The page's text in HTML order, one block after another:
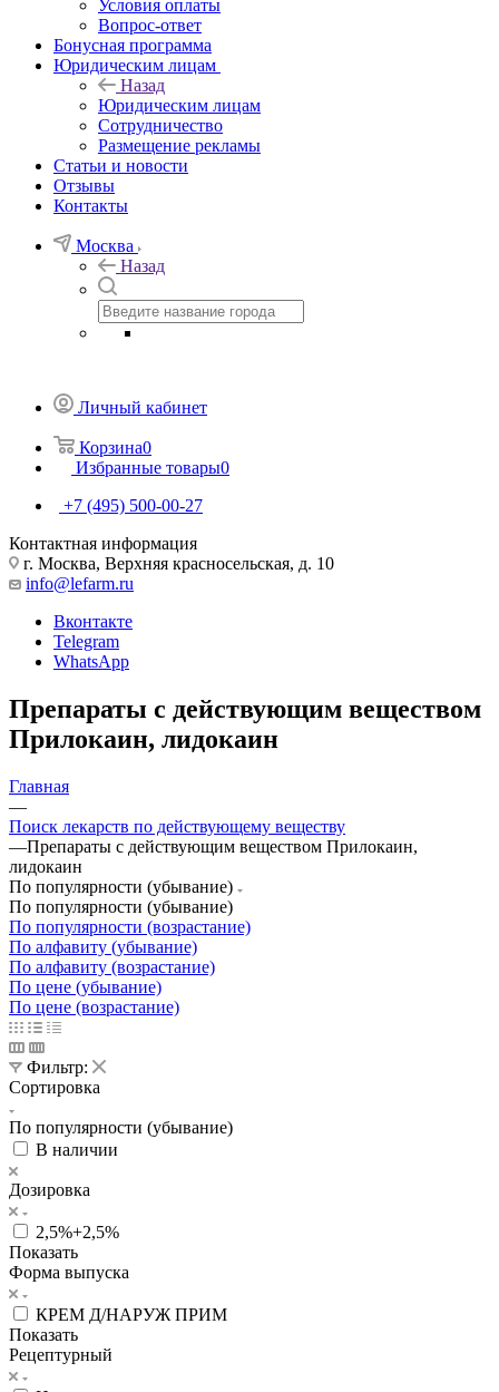
Условия оплаты
Вопрос-ответ
Бонусная программа
Юридическим лицам
Назад
Юридическим лицам
Сотрудничество
Размещение рекламы
Статьи и новости
Отзывы
Контакты
Москва
Назад
Личный кабинет
Корзина0
Избранные товары0
+7 (495) 500-00-27
Контактная информация
г. Москва, Верхняя красносельская, д. 10
info@lefarm.ru
Вконтакте
Telegram
WhatsApp
Препараты с действующим веществом
Прилокаин, лидокаин
Главная
—
Поиск лекарств по действующему веществу
—Препараты с действующим веществом Прилокаин,
лидокаин
По популярности (убывание)
По популярности (убывание)
По популярности (возрастание)
По алфавиту (убывание)
По алфавиту (возрастание)
По цене (убывание)
По цене (возрастание)
Фильтр:
Сортировка
По популярности (убывание)
В наличии
Дозировка
2,5%+2,5%
Показать
Форма выпуска
КРЕМ Д/НАРУЖ ПРИМ
Показать
Рецептурный